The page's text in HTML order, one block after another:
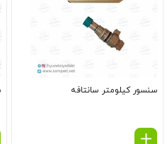
سنسور کیلومتر سانتافه